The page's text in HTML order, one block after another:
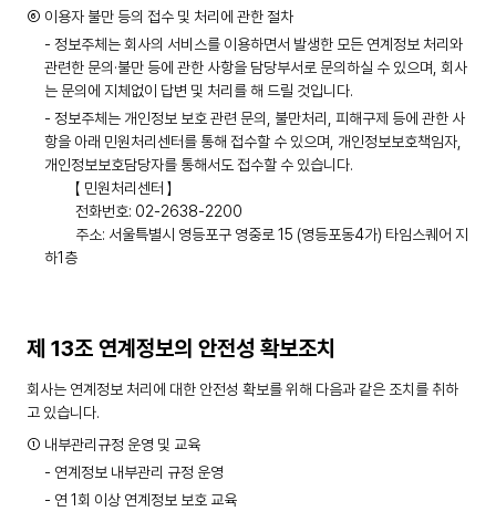
⑥ 이용자 불만 등의 접수 및 처리에 관한 절차
- 정보주체는 회사의 서비스를 이용하면서 발생한 모든 연계정보 처리와
관련한 문의·불만 등에 관한 사항을 담당부서로 문의하실 수 있으며, 회사
는 문의에 지체없이 답변 및 처리를 해 드릴 것입니다.
- 정보주체는 개인정보 보호 관련 문의, 불만처리, 피해구제 등에 관한 사
항을 아래 민원처리센터를 통해 접수할 수 있으며, 개인정보보호책임자,
개인정보보호담당자를 통해서도 접수할 수 있습니다.
【 민원처리센터 】
전화번호: 02-2638-2200
주소: 서울특별시 영등포구 영중로 15 (영등포동4가) 타임스퀘어 지
하1층
제 13조 연계정보의 안전성 확보조치
회사는 연계정보 처리에 대한 안전성 확보를 위해 다음과 같은 조치를 취하
고 있습니다.
① 내부관리규정 운영 및 교육
- 연계정보 내부관리 규정 운영
- 연 1회 이상 연계정보 보호 교육